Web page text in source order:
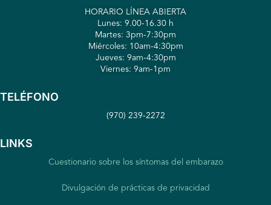
HORARIO LÍNEA ABIERTA
Lunes: 9.00-16.30 h
Martes: 3pm-7:30pm
Miércoles: 10am-4:30pm
Jueves: 9am-4:30pm
Viernes: 9am-1pm
TELÉFONO
(970) 239-2272
LINKS
Cuestionario sobre los síntomas del embarazo
Divulgación de prácticas de privacidad